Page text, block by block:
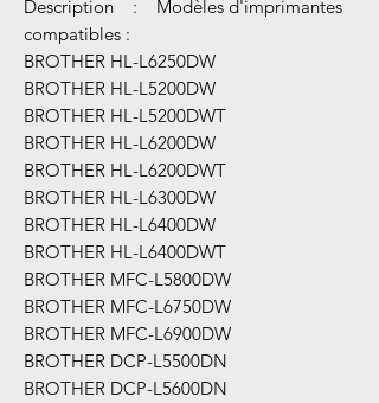
Description : Modèles d'imprimantes
compatibles :
BROTHER HL-L6250DW
BROTHER HL-L5200DW
BROTHER HL-L5200DWT
BROTHER HL-L6200DW
BROTHER HL-L6200DWT
BROTHER HL-L6300DW
BROTHER HL-L6400DW
BROTHER HL-L6400DWT
BROTHER MFC-L5800DW
BROTHER MFC-L6750DW
BROTHER MFC-L6900DW
BROTHER DCP-L5500DN
BROTHER DCP-L5600DN